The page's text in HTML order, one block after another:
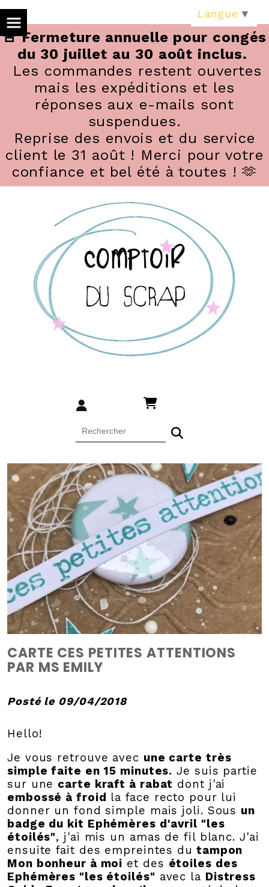
🚨 Fermeture annuelle pour congés
du 30 juillet au 30 août inclus.
Les commandes restent ouvertes
mais les expéditions et les
réponses aux e-mails sont
suspendues.
Reprise des envois et du service
client le 31 août ! Merci pour votre
confiance et bel été à toutes ! 🫶
CARTE CES PETITES ATTENTIONS
PAR MS EMILY
Posté le 09/04/2018
Hello!
Je vous retrouve avec une carte très
simple faite en 15 minutes. Je suis partie
sur une carte kraft à rabat dont j'ai
embossé à froid la face recto pour lui
donner un fond simple mais joli. Sous un
badge du kit Ephémères d'avril "les
étoilés", j'ai mis un amas de fil blanc. J'ai
ensuite fait des empreintes du tampon
Mon bonheur à moi et des étoiles des
Ephémères "les étoilés" avec la Distress
Langue ▼